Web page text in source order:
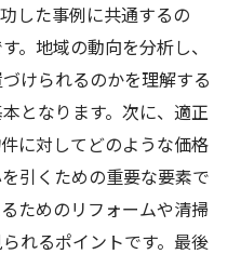
した事例に共通するの
。地域の動向を分析し、
けられるのかを理解する
となります。次に、適正
に対してどのような価格
引くための重要な要素で
ためのリフォームや清掃
れるポイントです。最後